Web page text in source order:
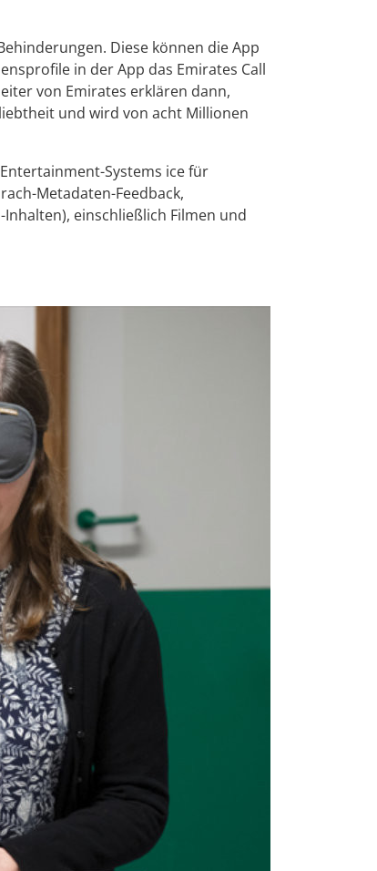
Diese können die App
in der App das Emirates Call
von Emirates erklären dann,
und wird von acht Millionen
Systems ice für
Metadaten-Feedback,
einschließlich Filmen und